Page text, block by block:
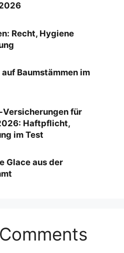
Recht, Hygiene
Baumstämmen im
Versicherungen für
Haftpflicht,
im Test
Glace aus der